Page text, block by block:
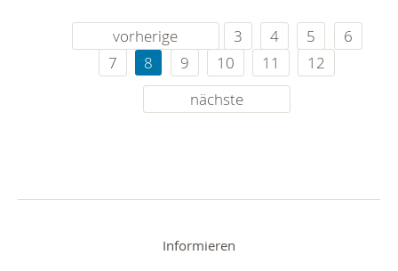
vorherige 3 4 5
6
7
8 9 10 11
12
nächste
Informieren